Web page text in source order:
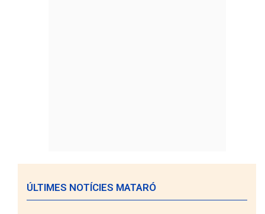
ÚLTIMES NOTÍCIES MATARÓ